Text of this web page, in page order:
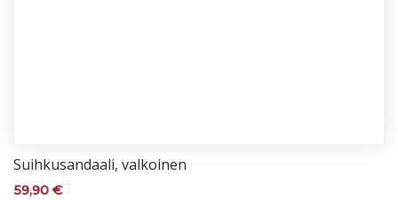
Suih­ku­san­daa­li, val­koi­nen
59,90 €